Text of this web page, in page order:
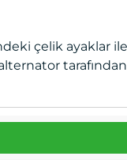
çelik ayaklar ile